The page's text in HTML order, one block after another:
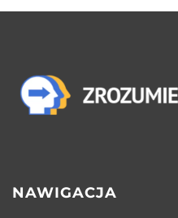
NAWIGACJA